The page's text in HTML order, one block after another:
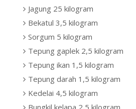
Jagung 25 kilogram
Bekatul 3,5 kilogram
Sorgum 5 kilogram
Tepung gaplek 2,5 kilogram
Tepung ikan 1,5 kilogram
Tepung darah 1,5 kilogram
Kedelai 4,5 kilogram
Bungkil kelapa 2,5 kilogram